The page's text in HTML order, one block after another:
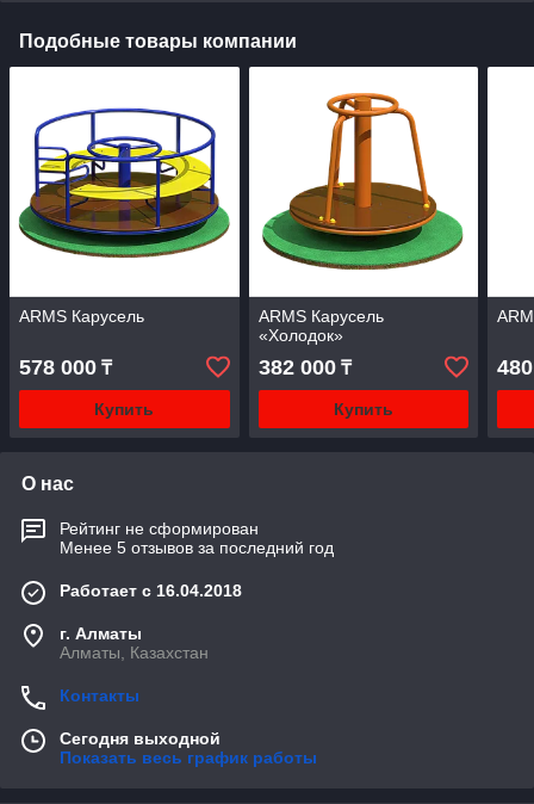
Подобные товары компании
ARMS Карусель
578 000 ₸
Купить
ARMS Карусель
«Холодок»
382 000₸
Купить
О нас
Рейтинг не сформирован
Менее 5 отзывов за последний год
Работает с 16.04.2018
г. Алматы
Алматы, Казахстан
Контакты
Сегодня выходной
Показать весь график работы